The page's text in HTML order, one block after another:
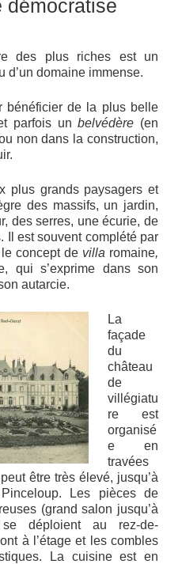
démocratise
des plus riches est un
d’un domaine immense.
bénéficier de la plus belle
parfois unbelvédère (en
non dans la construction,
plus grands paysagers et
des massifs, un jardin,
des serres, une écurie, de
Il est souvent complété par
concept de villa romaine,
qui s’exprime dans son
autarcie.
La
façade
du
château
de
villégiatu
re est
organisé
e en
travées
être très élevé, jusqu’à
Les pièces de
(grand salon jusqu’à
se déploient au rez-de-
à l’étage et les combles
La cuisine est en